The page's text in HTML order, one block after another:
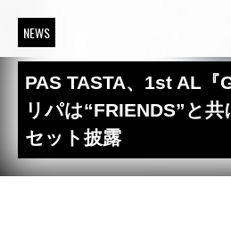
NEWS
PAS TASTA、1st AL『
リパは“FRIENDS”と共
セット披露